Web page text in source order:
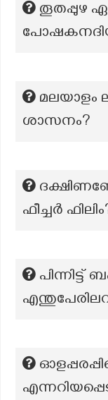
തൂതപ്പുഴ
മലയാളം
ശാസനം?
ഫീച്ചർ
പിന്നിട്ട്